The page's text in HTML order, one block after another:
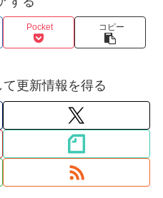
Pocket コピー
更新情報を得る